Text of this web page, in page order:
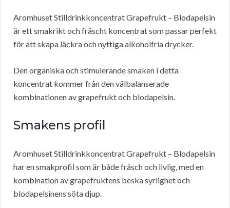
Aromhuset Stilldrinkkoncentrat Grapefrukt – Blodapelsin
är ett smakrikt och fräscht koncentrat som passar perfekt
för att skapa läckra och nyttiga alkoholfria drycker.
Den organiska och stimulerande smaken i detta
koncentrat kommer från den välbalanserade
kombinationen av grapefrukt och blodapelsin.
Smakens profil
Aromhuset Stilldrinkkoncentrat Grapefrukt – Blodapelsin
har en smakprofil som är både fräsch och livlig, med en
kombination av grapefruktens beska syrlighet och
blodapelsinens söta djup.